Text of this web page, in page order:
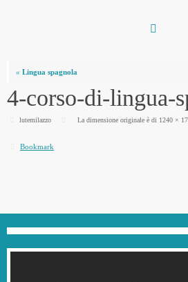
« Lingua spagnola
4-corso-di-lingua-
lutemilazzo La dimensione originale è di 1240 ×
Bookmark